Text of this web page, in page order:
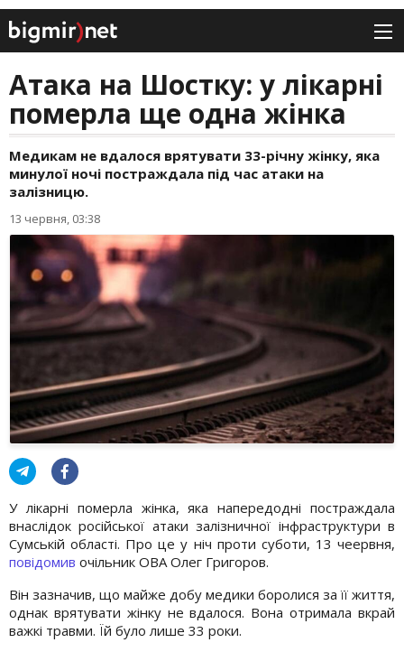
Атака на Шостку: у лікарні
померла ще одна жінка
Медикам не вдалося врятувати 33-річну жінку, яка
минулої ночі постраждала під час атаки на
залізницю.
13 червня, 03:38
У лікарні померла жінка, яка напередодні постраждала
внаслідок російської атаки залізничної інфраструктури в
Сумській області. Про це у ніч проти суботи, 13 чеервня,
повідомив очільник ОВА Олег Григоров.
Він зазначив, що майже добу медики боролися за її життя,
однак врятувати жінку не вдалося. Вона отримала вкрай
важкі травми. Їй було лише 33 роки.